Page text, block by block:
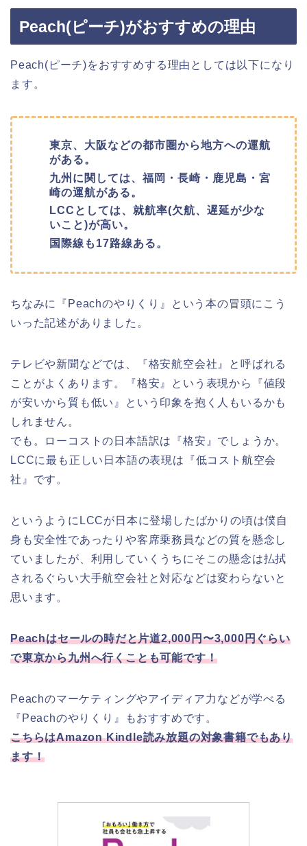
Peach(ピーチ)がおすすめの理由
Peach(ピーチ)をおすすめする理由としては以下になり
ます。
東京、大阪などの都市圏から地方への運航
がある。
九州に関しては、福岡・長崎・鹿児島・宮
崎の運航がある。
LCCとしては、就航率(欠航、遅延が少な
いこと)が高い。
国際線も17路線ある。
ちなみに『Peachのやりくり』という本の冒頭にこう
いった記述がありました。
テレビや新聞などでは、『格安航空会社』と呼ばれる
ことがよくあります。『格安』という表現から『値段
が安いから質も低い』という印象を抱く人もいるかも
しれません。
でも。ローコストの日本語訳は『格安』でしょうか。
LCCに最も正しい日本語の表現は『低コスト航空会
社』です。
というようにLCCが日本に登場したばかりの頃は僕自
身も安全性であったりや客席乗務員などの質を懸念し
ていましたが、利用していくうちにそこの懸念は払拭
されるぐらい大手航空会社と対応などは変わらないと
思います。
Peachはセールの時だと片道2,000円〜3,000円ぐらい
で東京から九州へ行くことも可能です！
Peachのマーケティングやアイディア力などが学べる
『Peachのやりくり』もおすすめです。
こちらはAmazon Kindle読み放題の対象書籍でもあり
ます！